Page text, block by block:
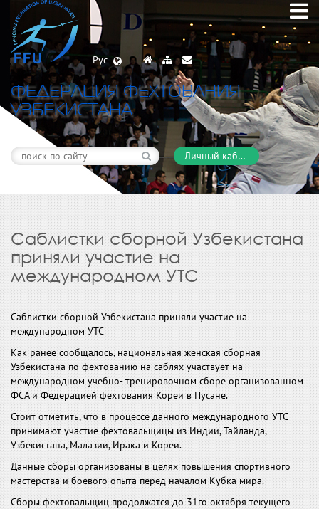
Рус
ФЕДЕРАЦИЯ ФЕХТОВАНИЯ
УЗБЕКИСТАНА
Личный кабинет
Саблистки сборной Узбекистана
приняли участие на
международном УТС
Саблистки сборной Узбекистана приняли участие на
международном УТС
Как ранее сообщалось, национальная женская сборная
Узбекистана по фехтованию на саблях участвует на
международном учебно- тренировочном сборе организованном
ФСА и Федерацией фехтования Кореи в Пусане.
Стоит отметить, что в процессе данного международного УТС
принимают участие фехтовальщицы из Индии, Тайланда,
Узбекистана, Малазии, Ирака и Кореи.
Данные сборы организованы в целях повышения спортивного
мастерства и боевого опыта перед началом Кубка мира.
Сборы фехтовальщиц продолжатся до 31го октября текущего